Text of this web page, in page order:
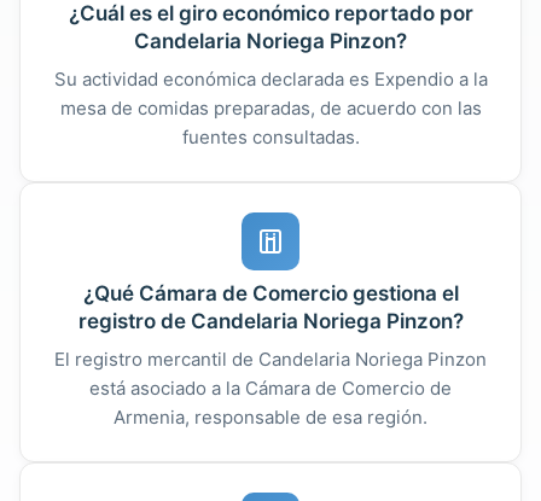
¿Cuál es el giro económico reportado por
Candelaria Noriega Pinzon?
Su actividad económica declarada es Expendio a la
mesa de comidas preparadas, de acuerdo con las
fuentes consultadas.
¿Qué Cámara de Comercio gestiona el
registro de Candelaria Noriega Pinzon?
El registro mercantil de Candelaria Noriega Pinzon
está asociado a la Cámara de Comercio de
Armenia, responsable de esa región.